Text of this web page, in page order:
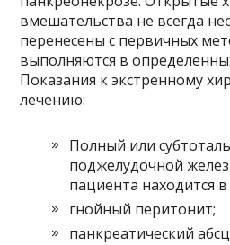
вмешательства не всегда
перенесены с первичных
выполняются в
Показания к экстренному
лечению:
Полный или
поджелудочной
пациента находится в
гнойный перитонит;
панкреатический